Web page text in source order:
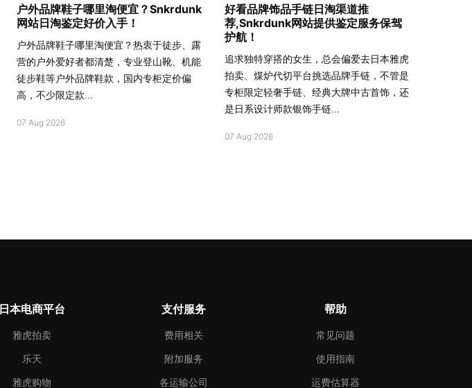
户外品牌鞋子哪里淘便宜？Snkrdunk
网站日淘鉴定好价入手！
户外品牌鞋子哪里淘便宜？热衷于徒步、露
营的户外爱好者都清楚，专业登山靴、机能
徒步鞋等户外品牌鞋款，国内专柜定价偏
高，不少限定款...
07 Aug 2026
好看品牌饰品手链日淘渠道推
荐,Snkrdunk网站提供鉴定服务保驾
护航！
追求独特穿搭的女生，总会偏爱去日本雅虎
拍卖、煤炉代切平台挑选品牌手链，不管是
专柜限定轻奢手链、经典大牌中古首饰，还
是日系设计师款银饰手链...
07 Aug 2026
日本电商平台
雅虎拍卖
乐天
雅虎购物
支付服务
费用相关
附加服务
各运输公司
帮助
常见问题
使用指南
运费估算器